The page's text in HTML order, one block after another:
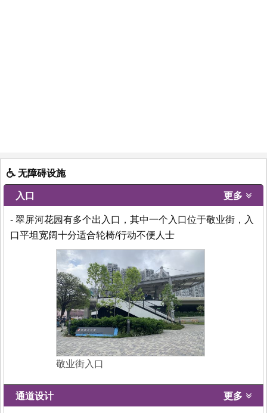
无障碍设施
入口 更多
- 翠屏河花园有多个出入口，其中一个入口位于敬业街，入
口平坦宽阔十分适合轮椅/行动不便人士
敬业街入口
通道设计 更多